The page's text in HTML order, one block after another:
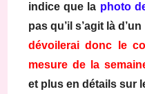
indice que la photo
pas qu’il s’agit là d’un
dévoilerai donc le
mesure de la
et plus en détails sur